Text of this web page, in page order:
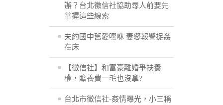
辦？台北徵信社協助尋人前要先
掌握這些線索
夫約國中舊愛嘿咻 妻怒報警捉姦
在床
【徵信社】和富豪離婚爭扶養
權，贍養費一毛也沒拿?
台北市徵信社-姦情曝光，小三稱